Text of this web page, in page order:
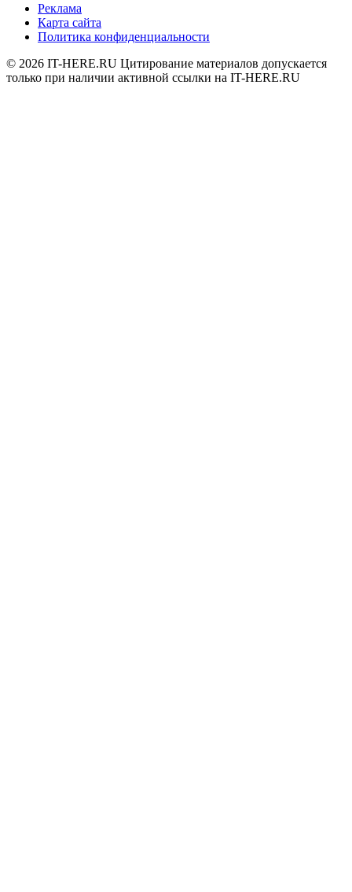
Реклама
Карта сайта
Политика конфиденциальности
© 2026 IT-HERE.RU Цитирование материалов допускается
только при наличии активной ссылки на IT-HERE.RU